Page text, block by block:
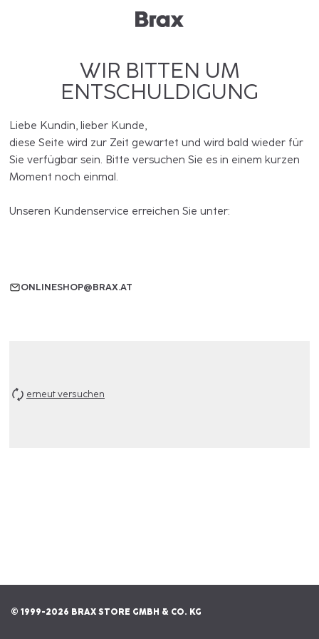
WIR BITTEN UM
ENTSCHULDIGUNG
Liebe Kundin, lieber Kunde,
diese Seite wird zur Zeit gewartet und wird bald wieder für
Sie verfügbar sein. Bitte versuchen Sie es in einem kurzen
Moment noch einmal.
Unseren Kundenservice erreichen Sie unter:
ONLINESHOP@BRAX.AT
erneut versuchen
© 1999-2026 BRAX STORE GMBH & CO. KG